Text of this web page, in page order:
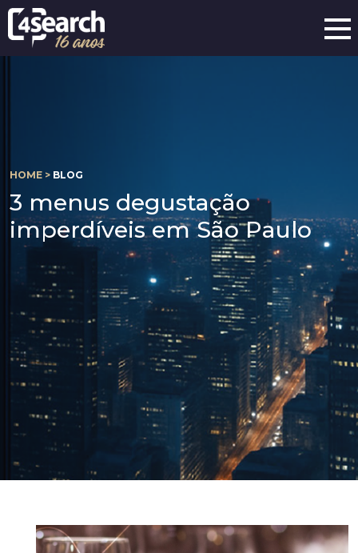
HOME > BLOG
3 menus degustação
imperdíveis em São Paulo